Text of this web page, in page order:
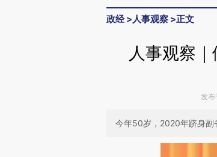
政经>人事观察 >正文
人事观察
发
今年50岁，2020年跻身副